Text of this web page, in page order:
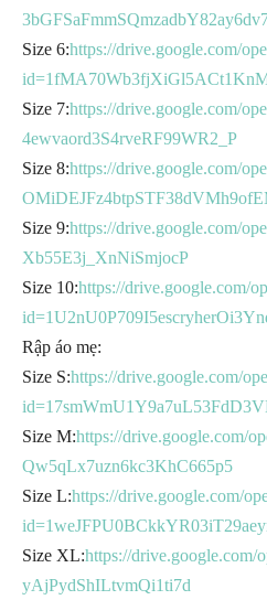
Size 6:https://drive.google.com/
Size 7:https://drive.google.com/
4ewvaord3S4rveRF99WR2_P
Size 8:https://drive.google.com/
Size 9:https://drive.google.com/
Xb55E3j_XnNiSmjocP
Size 10:https://drive.google.com/
Rập áo mẹ:
Size S:https://drive.google.com/
Size M:https://drive.google.com/
Qw5qLx7uzn6kc3KhC665p5
Size L:https://drive.google.com/
Size XL:https://
yAjPydShILtvmQi1ti7d